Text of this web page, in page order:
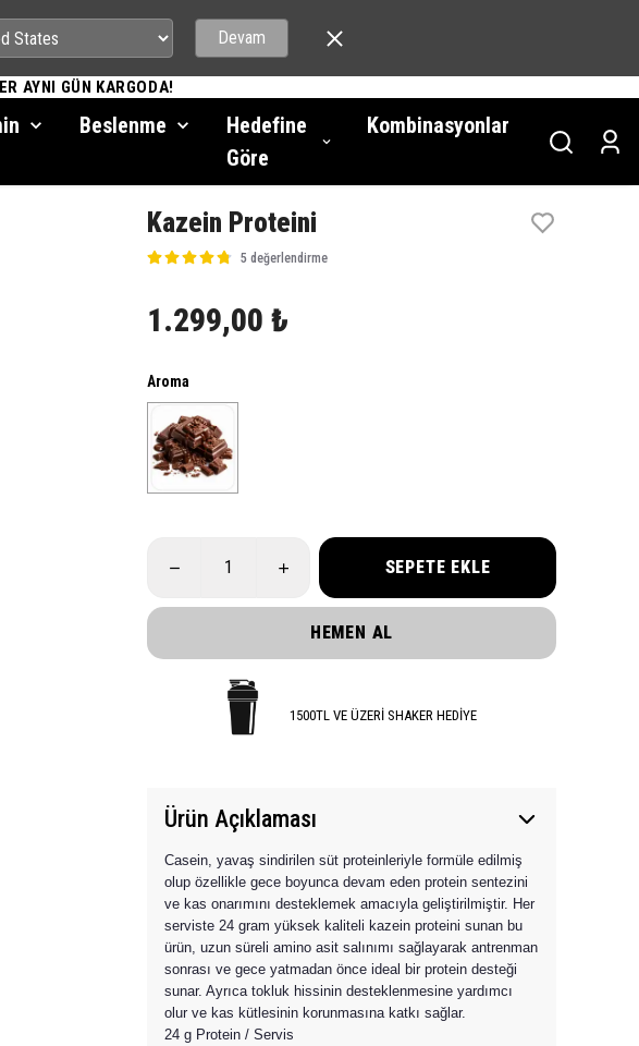
Devam
AYNI GÜN KARGODA!
Beslenme
Hedefine
Göre
Kombinasyonlar
Kazein Proteini
5 değerlendirme
1.299,00 ₺
Aroma
SEPETE EKLE
HEMEN AL
1500TL VE ÜZERİ SHAKER HEDİYE
Ürün Açıklaması
Casein, yavaş sindirilen süt proteinleriyle formüle edilmiş
olup özellikle gece boyunca devam eden protein sentezini
ve kas onarımını desteklemek amacıyla geliştirilmiştir. Her
serviste 24 gram yüksek kaliteli kazein proteini sunan bu
ürün, uzun süreli amino asit salınımı sağlayarak antrenman
sonrası ve gece yatmadan önce ideal bir protein desteği
sunar. Ayrıca tokluk hissinin desteklenmesine yardımcı
olur ve kas kütlesinin korunmasına katkı sağlar.
24 g Protein / Servis